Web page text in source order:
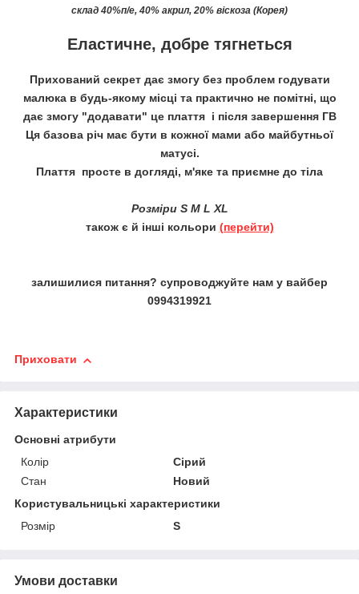
склад 40%п/е, 40% акрил, 20% віскоза (Корея)
Еластичне, добре тягнеться
Прихований секрет дає змогу без проблем годувати
малюка в будь-якому місці та практично не помітні, що
дає змогу "додавати" це плаття і після завершення ГВ
Ця базова річ має бути в кожної мами або майбутньої
матусі.
Плаття просте в догляді, м'яке та приємне до тіла
Розміри S M L XL
також є й інші кольори (перейти)
залишилися питання? супроводжуйте нам у вайбер
0994319921
Приховати
Характеристики
Основні атрибути
Колір
Сірий
Стан
Новий
Користувальницькі характеристики
Розмір
S
Умови доставки